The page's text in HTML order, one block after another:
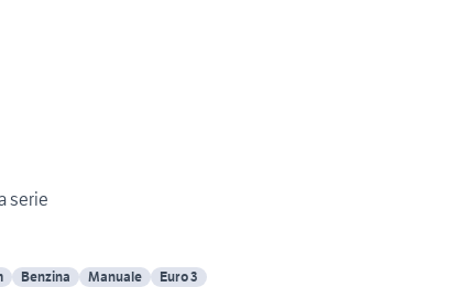
serie
Benzina Manuale Euro 3